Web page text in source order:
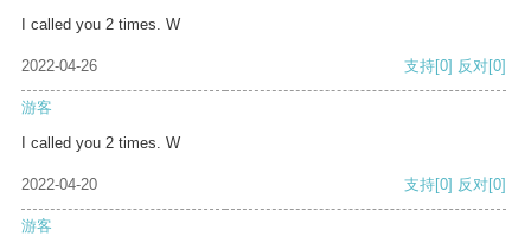
I called you 2 times. W
2022-04-26 支持[0] 反对[0]
游客
I called you 2 times. W
2022-04-20 支持[0] 反对[0]
游客